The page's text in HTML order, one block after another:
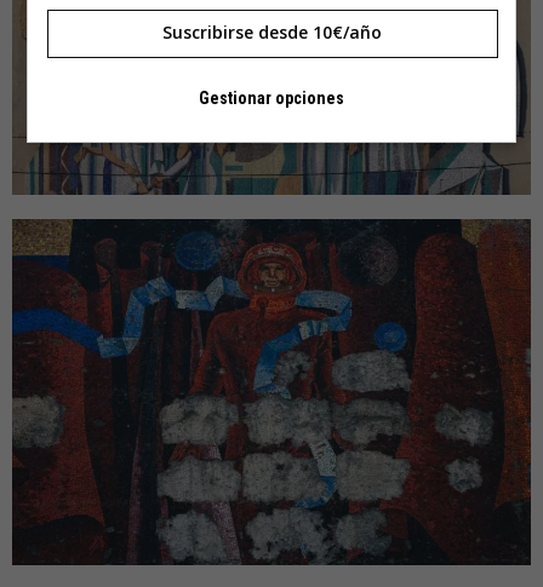
Suscribirse desde 10€/año
Gestionar opciones